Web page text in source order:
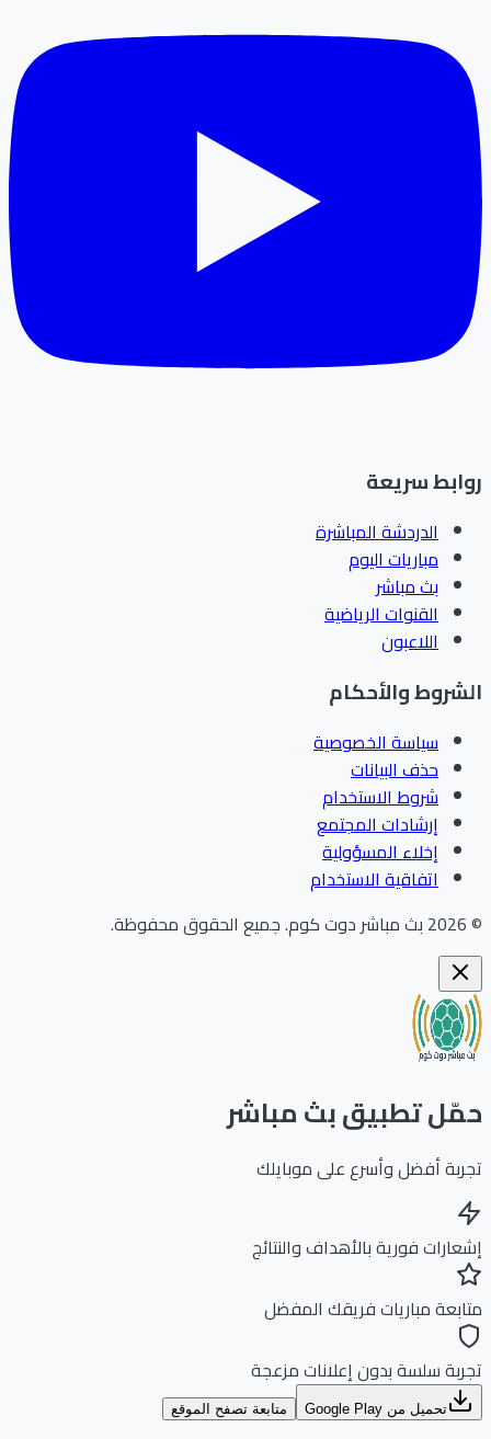
سريعة
الدردشة المباشرة
مباريات اليوم
بث مباشر
القنوات الرياضية
اللاعبون
والأحكام
سياسة الخصوصية
حذف البيانات
شروط الاستخدام
إرشادات المجتمع
إخلاء المسؤولية
اتفاقية الاستخدام
بث مباشر دوت كوم.جميع الحقوق محفوظة.
تطبيق بث مباشر
أفضل وأسرع على موبايلك
فورية بالأهداف والنتائج
مباريات فريقك المفضل
سلسة بدون إعلانات مزعجة
تحميل من Google Play متابعة تصفح الموقع